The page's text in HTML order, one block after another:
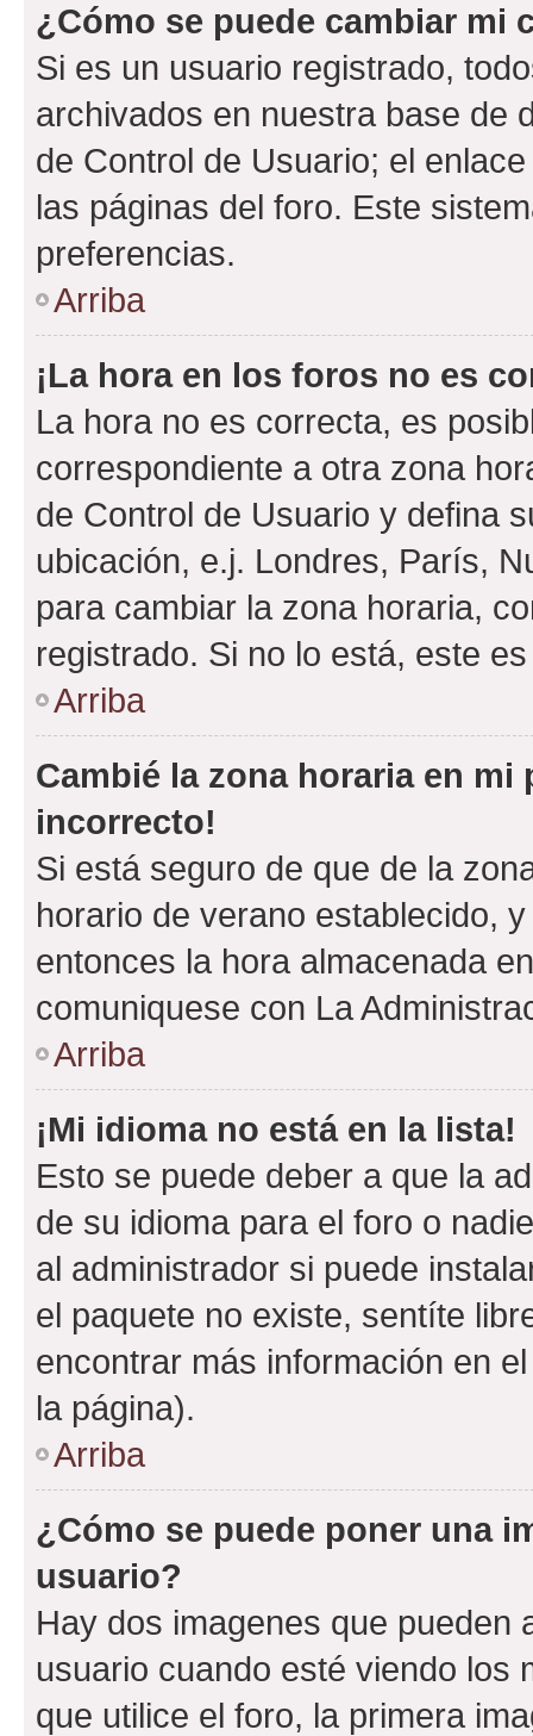
¿Cómo se puede cambiar mi
Si es un usuario registrado,
archivados en nuestra base de
de Control de Usuario; el
las páginas del foro. Este
preferencias.
Arriba
¡La hora en los foros no es
La hora no es correcta, es
correspondiente a otra zona
de Control de Usuario y defina
ubicación, e.j. Londres, París,
para cambiar la zona horaria,
registrado. Si no lo está, este
Arriba
Cambié la zona horaria en
incorrecto!
Si está seguro de que de la
horario de verano establecido,
entonces la hora almacenada
comuniquese con La
Arriba
¡Mi idioma no está en la lista!
Esto se puede deber a que la
de su idioma para el foro o
al administrador si puede
el paquete no existe, sentíte
encontrar más información en
la página).
Arriba
¿Cómo se puede poner una
usuario?
Hay dos imagenes que pueden
usuario cuando esté viendo los
que utilice el foro, la primera